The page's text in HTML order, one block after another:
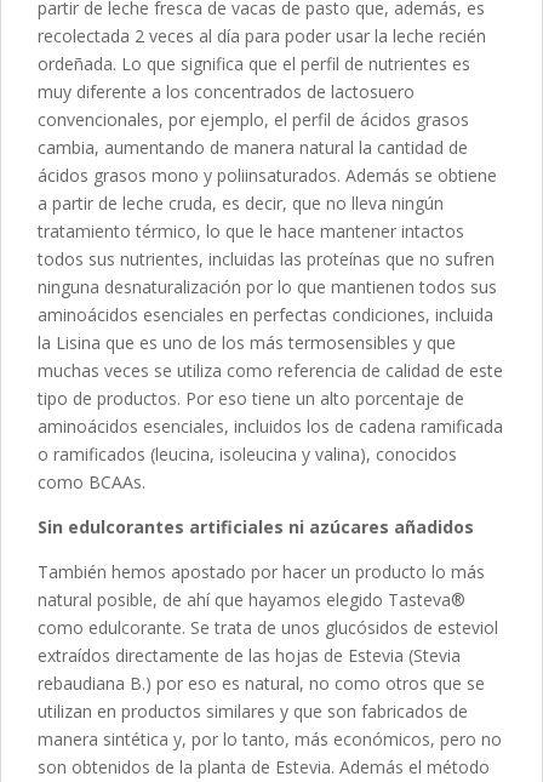
partir de leche fresca de vacas de pasto que, además, es
recolectada 2 veces al día para poder usar la leche recién
ordeñada. Lo que significa que el perfil de nutrientes es
muy diferente a los concentrados de lactosuero
convencionales, por ejemplo, el perfil de ácidos grasos
cambia, aumentando de manera natural la cantidad de
ácidos grasos mono y poliinsaturados. Además se obtiene
a partir de leche cruda, es decir, que no lleva ningún
tratamiento térmico, lo que le hace mantener intactos
todos sus nutrientes, incluidas las proteínas que no sufren
ninguna desnaturalización por lo que mantienen todos sus
aminoácidos esenciales en perfectas condiciones, incluida
la Lisina que es uno de los más termosensibles y que
muchas veces se utiliza como referencia de calidad de este
tipo de productos. Por eso tiene un alto porcentaje de
aminoácidos esenciales, incluidos los de cadena ramificada
o ramificados (leucina, isoleucina y valina), conocidos
como BCAAs.
Sin edulcorantes artificiales ni azúcares añadidos
También hemos apostado por hacer un producto lo más
natural posible, de ahí que hayamos elegido Tasteva®
como edulcorante. Se trata de unos glucósidos de esteviol
extraídos directamente de las hojas de Estevia (Stevia
rebaudiana B.) por eso es natural, no como otros que se
utilizan en productos similares y que son fabricados de
manera sintética y, por lo tanto, más económicos, pero no
son obtenidos de la planta de Estevia. Además el método